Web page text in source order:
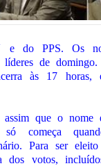
do PPS. Os
líderes de
às 17
que o nome
começa
Para ser
dos votos,